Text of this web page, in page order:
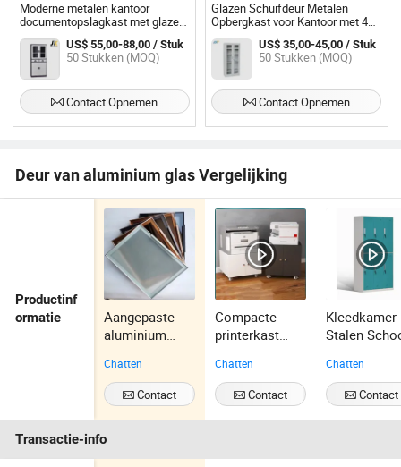
Moderne metalen kantoor
documentopslagkast met glazen
deur en twee lades
US$ 55,00-88,00 / Stuk
50 Stukken (MOQ)
Contact Opnemen
Glazen Schuifdeur Metalen
Opbergkast voor Kantoor met 4
Planken
US$ 35,00-45,00 / Stuk
50 Stukken (MOQ)
Contact Opnemen
Deur van aluminium glas Vergelijking
Productinf
ormatie
Aangepaste
aluminium
en ramen
kasten, enz
Chatten
Contact
Opnemen
Compacte
printerkast
kantoor,
ruimtebespare
nd ontwerp
Chatten
Contact
Opnemen
Kleedkamer
Stalen
Slaapzaal
Studenten
Kleding
Lockers
Chatten
Contact
Opnemen
Transactie-info